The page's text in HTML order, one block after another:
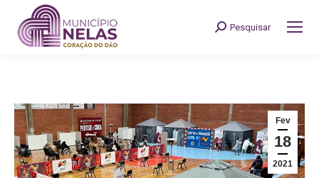
Search:
Pesquisar
Fev
18
2021